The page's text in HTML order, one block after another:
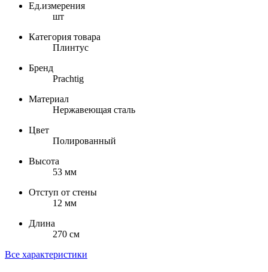
Ед.измерения
шт
Категория товара
Плинтус
Бренд
Prachtig
Материал
Нержавеющая сталь
Цвет
Полированный
Высота
53 мм
Отступ от стены
12 мм
Длина
270 см
Все характеристики